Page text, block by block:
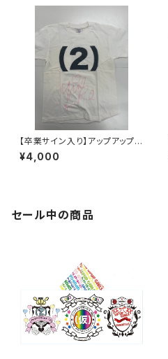
【卒業サイン入り】アップアップガ
ールズ（２）落書きフォトTシャ
ツ 中川千尋ver.
¥4,000
セール中の商品